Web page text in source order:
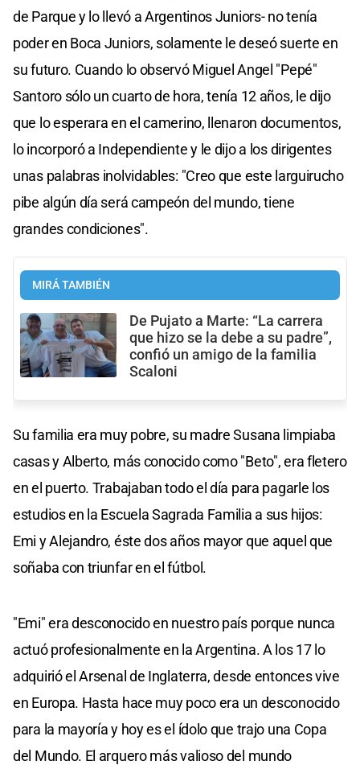
de Parque y lo llevó a Argentinos Juniors- no tenía
poder en Boca Juniors, solamente le deseó suerte en
su futuro. Cuando lo observó Miguel Angel "Pepé"
Santoro sólo un cuarto de hora, tenía 12 años, le dijo
que lo esperara en el camerino, llenaron documentos,
lo incorporó a Independiente y le dijo a los dirigentes
unas palabras inolvidables: "Creo que este larguirucho
pibe algún día será campeón del mundo, tiene
grandes condiciones".
MIRÁ TAMBIÉN
De Pujato a Marte: “La carrera
que hizo se la debe a su padre”,
confió un amigo de la familia
Scaloni
Su familia era muy pobre, su madre Susana limpiaba
casas y Alberto, más conocido como "Beto", era fletero
en el puerto. Trabajaban todo el día para pagarle los
estudios en la Escuela Sagrada Familia a sus hijos:
Emi y Alejandro, éste dos años mayor que aquel que
soñaba con triunfar en el fútbol.
"Emi" era desconocido en nuestro país porque nunca
actuó profesionalmente en la Argentina. A los 17 lo
adquirió el Arsenal de Inglaterra, desde entonces vive
en Europa. Hasta hace muy poco era un desconocido
para la mayoría y hoy es el ídolo que trajo una Copa
del Mundo. El arquero más valioso del mundo